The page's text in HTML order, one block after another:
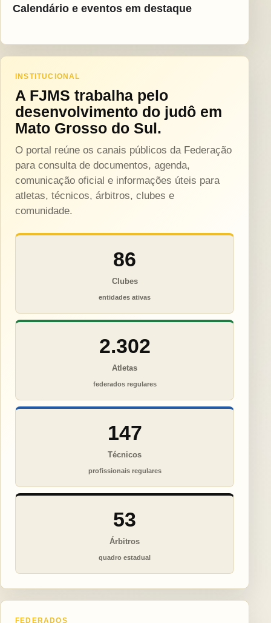
Calendário e eventos em destaque
INSTITUCIONAL
A FJMS trabalha pelo
desenvolvimento do judô em
Mato Grosso do Sul.
O portal reúne os canais públicos da Federação
para consulta de documentos, agenda,
comunicação oficial e informações úteis para
atletas, técnicos, árbitros, clubes e
comunidade.
86
Clubes
entidades ativas
2.302
Atletas
federados regulares
147
Técnicos
profissionais regulares
53
Árbitros
quadro estadual
FEDERADOS